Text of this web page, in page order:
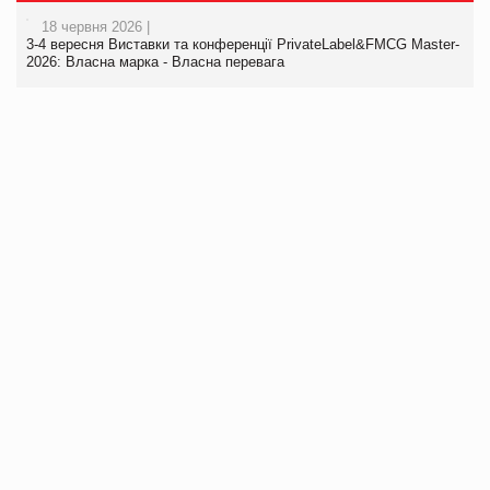
18 червня 2026 |
3-4 вересня Виставки та конференції PrivateLabel&FMCG Master-
2026: Власна марка - Власна перевага